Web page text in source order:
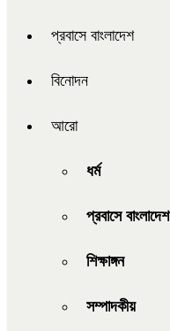
প্রবাসে বাংলাদেশ
বিনোদন
আরো
ধর্ম
প্রবাসে বাংলাদেশ
শিক্ষাঙ্গন
সম্পাদকীয়